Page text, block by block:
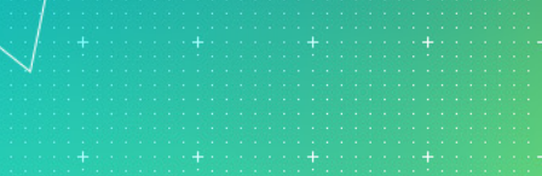
Recursos humanos
Analítica de datos de
marketing
Investigación y desarrollo